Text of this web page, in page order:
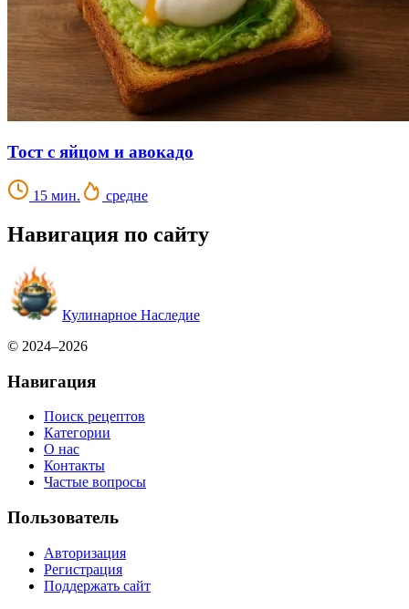
Тост с яйцом и авокадо
15 мин. средне
Навигация по сайту
Кулинарное Наследие
© 2024–2026
Навигация
Поиск рецептов
Категории
О нас
Контакты
Частые вопросы
Пользователь
Авторизация
Регистрация
Поддержать сайт